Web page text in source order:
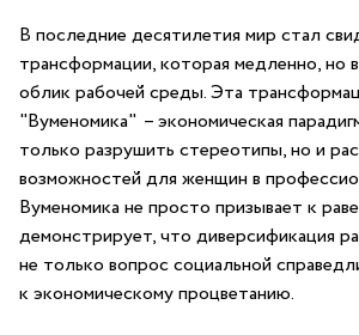
В ⁢последние десятилетия мир стал
трансформации, которая медленно,⁣ но
облик рабочей⁣ среды. Эта‌
"Вуменомика" ⁢ – экономическая
только разрушить стереотипы, но и
возможностей‍ для‍ женщин в
Вуменомика не просто призывает к‍
демонстрирует, что диверсификация
не только⁢ вопрос социальной
⁣к экономическому процветанию.